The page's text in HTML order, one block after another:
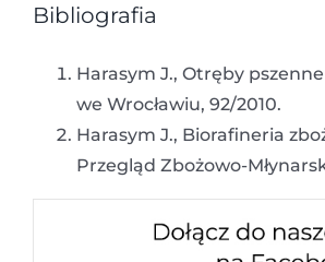
Bibliografia
Harasym J., Otręby
we Wrocławiu, 92/2010.
Harasym J., Biorafineria
Przegląd Zbożowo-